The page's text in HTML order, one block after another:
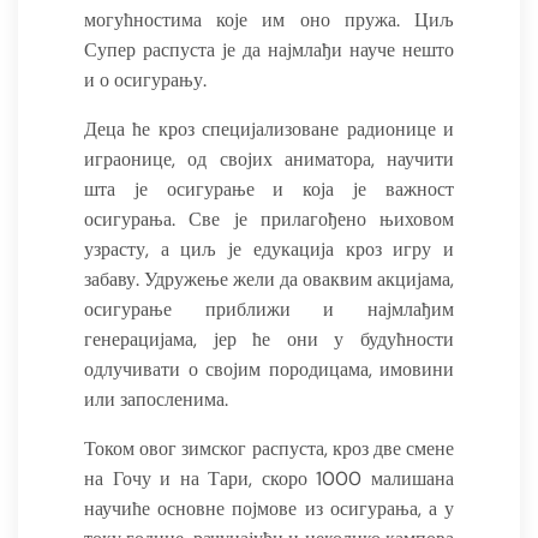
могућностима које им оно пружа. Циљ
Супер распуста је да најмлађи науче нешто
и о осигурању.
Деца ће кроз специјализоване радионице и
играонице, од својих аниматора, научити
шта је осигурање и која је важност
осигурања. Све је прилагођено њиховом
узрасту, а циљ је едукација кроз игру и
забаву. Удружење жели да оваквим акцијама,
осигурање приближи и најмлађим
генерацијама, јер ће они у будућности
одлучивати о својим породицама, имовини
или запосленима.
Током овог зимског распуста, кроз две смене
на Гочу и на Тари, скоро 1000 малишана
научиће основне појмове из осигурања, а у